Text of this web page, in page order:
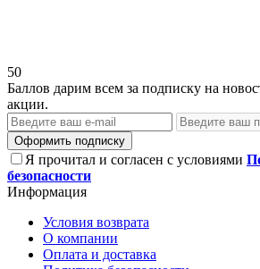
50
Баллов дарим всем за подписку на
акции.
Оформить подписку
Я прочитал и согласен с условиями
безопасности
Информация
Условия возврата
О компании
Оплата и доставка